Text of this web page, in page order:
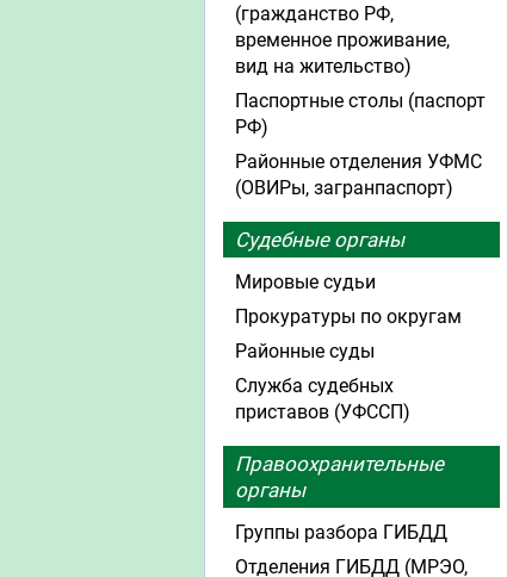
(гражданство РФ,
временное проживание,
вид на жительство)
Паспортные столы (паспорт
РФ)
Районные отделения УФМС
(ОВИРы, загранпаспорт)
Судебные органы
Мировые судьи
Прокуратуры по округам
Районные суды
Служба судебных
приставов (УФССП)
Правоохранительные
органы
Группы разбора ГИБДД
Отделения ГИБДД (МРЭО,